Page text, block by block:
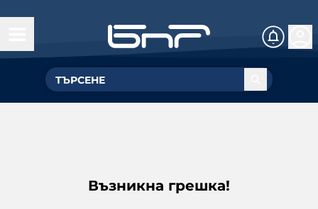
Възникна грешка!